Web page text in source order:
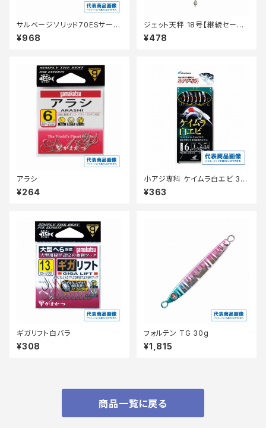
サルベージソリッド70ESサーフ
エディションXG−V70V
¥968
ジェット天秤 18号【継続セール_
仕掛】
¥478
アラシ
¥264
小アジ専科 ケイムラ白エビ 3号
HS202 【継続セール_仕掛】
¥363
ギガリフト白バラ
¥308
フォルテン TG 30g
¥1,815
商品一覧に戻る